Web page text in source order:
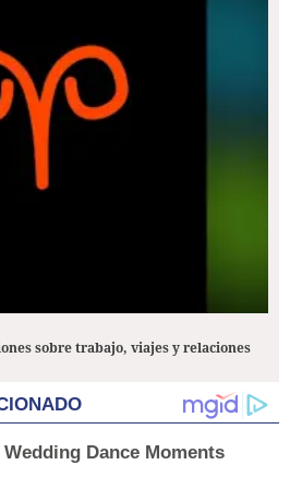
sobre trabajo, viajes y relaciones
Dance Moments